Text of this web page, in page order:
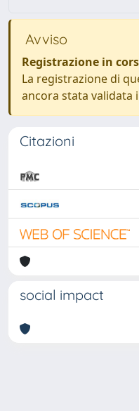
Avviso
Registrazione in
La registrazione di
ancora stata validata
Citazioni
social impact